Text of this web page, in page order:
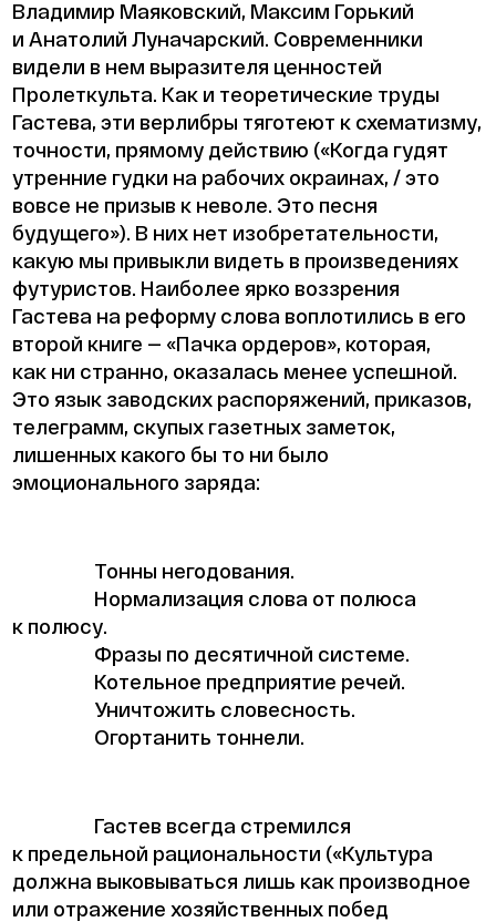
Владимир Маяковский, Максим Горький
и Анатолий Луначарский. Современники
видели в нем выразителя ценностей
Пролеткульта. Как и теоретические труды
Гастева, эти верлибры тяготеют к схематизму,
точности, прямому действию («Когда гудят
утренние гудки на рабочих окраинах, / это
вовсе не призыв к неволе. Это песня
будущего»). В них нет изобретательности,
какую мы привыкли видеть в произведениях
футуристов. Наиболее ярко воззрения
Гастева на реформу слова воплотились в его
второй книге — «Пачка ордеров», которая,
как ни странно, оказалась менее успешной.
Это язык заводских распоряжений, приказов,
телеграмм, скупых газетных заметок,
лишенных какого бы то ни было
эмоционального заряда:
Тонны негодования.
Нормализация слова от полюса
к полюсу.
Фразы по десятичной системе.
Котельное предприятие речей.
Уничтожить словесность.
Огортанить тоннели.
Гастев всегда стремился
к предельной рациональности («Культура
должна выковываться лишь как производное
или отражение хозяйственных побед